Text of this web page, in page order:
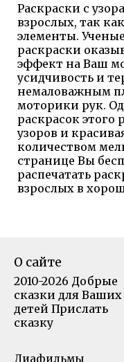
Раскраски с
взрослых, так
элементы.
раскраски
эффект на Ваш
усидчивость и
немаловажным
моторики рук.
раскрасок этого
узоров и
количеством
странице Вы
распечатать
взрослых в
О сайте
2010-2026 Добрые
сказки для Ваших
детей Прислать
сказку
Диафильмы